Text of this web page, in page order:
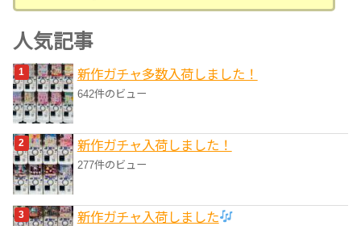
テ
ゴ
リ
ー
人気記事
新作ガチャ多数入荷しました！
642件のビュー
新作ガチャ入荷しました！
277件のビュー
新作ガチャ入荷しました